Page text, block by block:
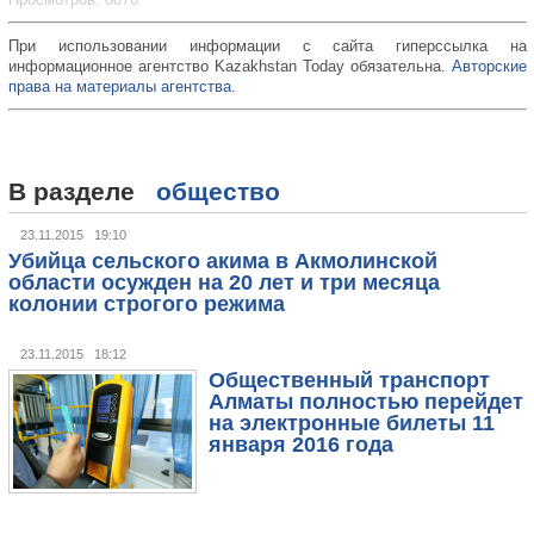
При использовании информации с сайта гиперссылка на
информационное агентство Kazakhstan Today обязательна. Авторские
права на материалы агентства.
В разделеобщество
23.11.2015 19:10
Убийца сельского акима в Акмолинской
области осужден на 20 лет и три месяца
колонии строгого режима
23.11.2015 18:12
Общественный транспорт
Алматы полностью перейдет
на электронные билеты 11
января 2016 года